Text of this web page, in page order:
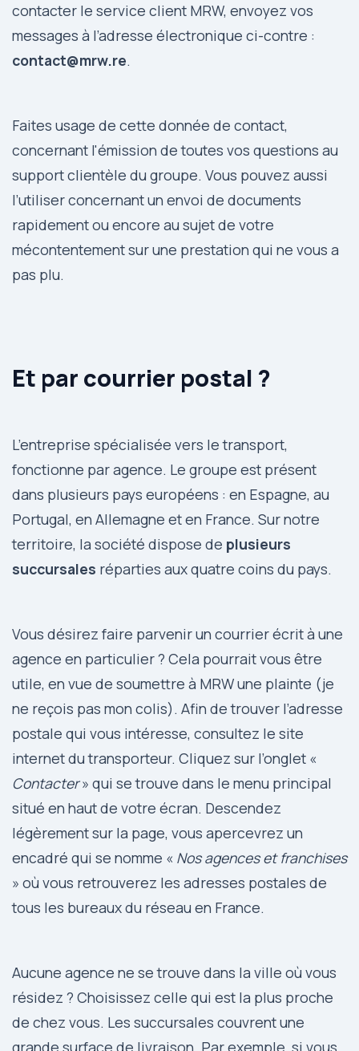
contacter le service client MRW, envoyez vos
messages à l’adresse électronique ci-contre :
contact@mrw.re.
Faites usage de cette donnée de contact,
concernant l'émission de toutes vos questions au
support clientèle du groupe. Vous pouvez aussi
l’utiliser concernant un envoi de documents
rapidement ou encore au sujet de votre
mécontentement sur une prestation qui ne vous a
pas plu.
Et par courrier postal ?
L’entreprise spécialisée vers le transport,
fonctionne par agence. Le groupe est présent
dans plusieurs pays européens : en Espagne, au
Portugal, en Allemagne et en France. Sur notre
territoire, la société dispose de plusieurs
succursales réparties aux quatre coins du pays.
Vous désirez faire parvenir un courrier écrit à une
agence en particulier ? Cela pourrait vous être
utile, en vue de soumettre à MRW une plainte (je
ne reçois pas mon colis). Afin de trouver l’adresse
postale qui vous intéresse, consultez le site
internet du transporteur. Cliquez sur l’onglet «
Contacter» qui se trouve dans le menu principal
situé en haut de votre écran. Descendez
légèrement sur la page, vous apercevrez un
encadré qui se nomme « Nos agences et franchises
» où vous retrouverez les adresses postales de
tous les bureaux du réseau en France.
Aucune agence ne se trouve dans la ville où vous
résidez ? Choisissez celle qui est la plus proche
de chez vous. Les succursales couvrent une
grande surface de livraison. Par exemple, si vous